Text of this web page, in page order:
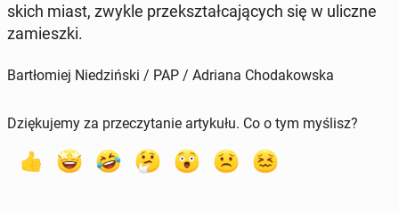
skich miast, zwykle prze­kształ­ca­ją­cych się w uliczne
za­miesz­ki.
Bartłomiej Niedziński / PAP / Adriana Chodakowska
Dziękujemy za przeczytanie artykułu. Co o tym myślisz?